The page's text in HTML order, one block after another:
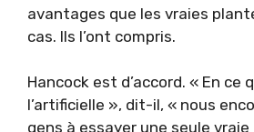
avantages que les vraies
cas. Ils l’ont compris.
Hancock est d’accord. « En ce
l’artificielle », dit-il, « nous
gens à essayer une seule